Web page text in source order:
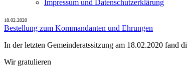
Impressum und Datenschutzerklärung
18.02.2020
Bestellung zum Kommandanten und Ehrungen
In der letzten Gemeinderatssitzung am 18.02.2020 fand
Wir gratulieren